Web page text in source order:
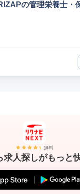
の管理栄養士・
無料
求人探しがもっと